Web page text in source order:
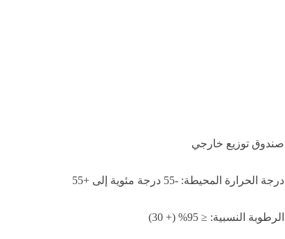
صندوق توزيع خارجي
درجة الحرارة المحيطة: -55 درجة مئوية إلى +55
الرطوبة النسبية: ≤ 95% (+ 30)